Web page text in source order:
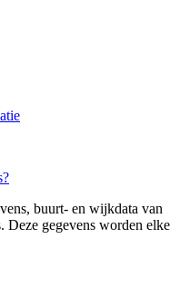
buurt- en wijkdata van
Deze gegevens worden elke